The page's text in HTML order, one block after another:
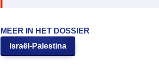
MEER IN HET DOSSIER
Israël-Palestina